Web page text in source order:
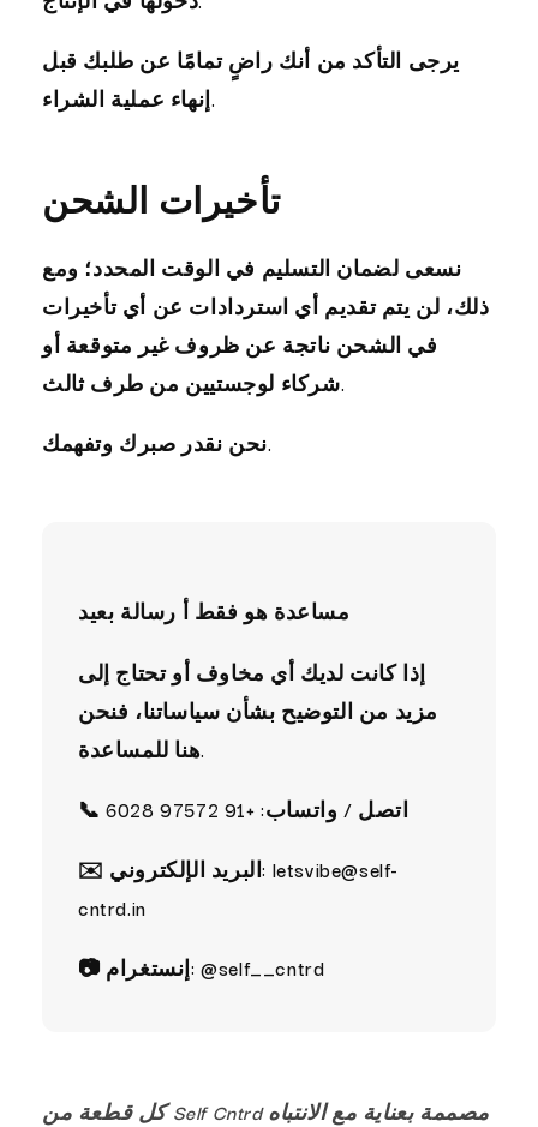
يرجى التأكد من أنك راضٍ تمامًا عن طلبك قبل
إنهاء عملية الشراء.
تأخيرات الشحن
نسعى لضمان التسليم في الوقت المحدد؛ ومع
ذلك، لن يتم تقديم أي استردادات عن أي تأخيرات
في الشحن ناتجة عن ظروف غير متوقعة أو
شركاء لوجستيين من طرف ثالث.
نحن نقدر صبرك وتفهمك.
مساعدة هو فقط أ رسالة بعيد
إذا كانت لديك أي مخاوف أو تحتاج إلى
مزيد من التوضيح بشأن سياساتنا، فنحن
هنا للمساعدة.
📞 اتصل / واتساب:+91 97572 6028
✉️ البريد الإلكتروني: letsvibe@self-
cntrd.in
📷 إنستغرام: @self__cntrd
كل قطعة من Self Cntrd مصممة بعناية مع الانتباه